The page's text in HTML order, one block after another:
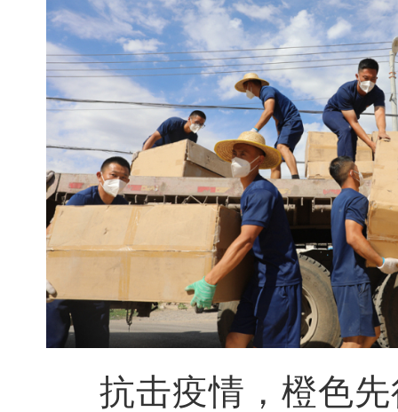
抗击疫情，橙色先